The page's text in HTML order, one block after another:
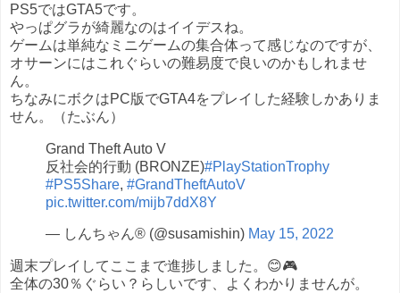
PS5ではGTA5です。
やっぱグラが綺麗なのはイイデスね。
ゲームは単純なミニゲームの集合体って感じなのですが、
オサーンにはこれぐらいの難易度で良いのかもしれませ
ん。
ちなみにボクはPC版でGTA4をプレイした経験しかありま
せん。（たぶん）
Grand Theft Auto V
反社会的行動 (BRONZE)#PlayStationTrophy
#PS5Share, #GrandTheftAutoV
pic.twitter.com/mijb7ddX8Y
— しんちゃん® (@susamishin) May 15, 2022
週末プレイしてここまで進捗しました。😊🎮
全体の30％ぐらい？らしいです、よくわかりませんが。